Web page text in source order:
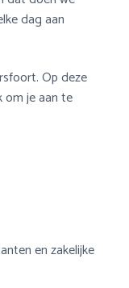
dag aan
Op deze
om je aan te
en zakelijke